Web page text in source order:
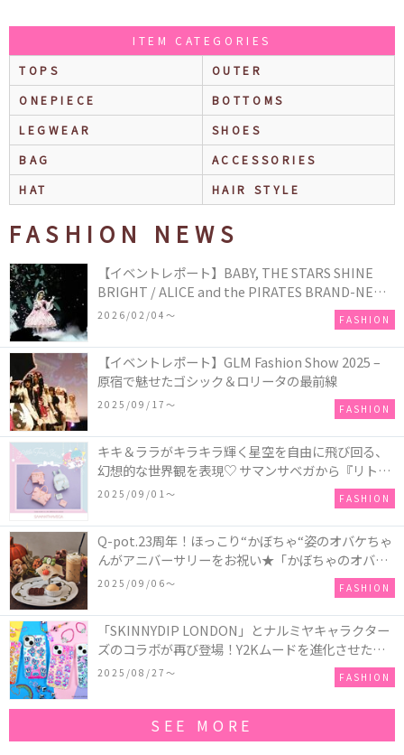
ITEM CATEGORIES
TOPS
OUTER
ONEPIECE
BOTTOMS
LEGWEAR
SHOES
BAG
ACCESSORIES
HAT
HAIR STYLE
FASHION NEWS
【イベントレポート】BABY, THE STARS SHINE
BRIGHT / ALICE and the PIRATES BRAND-NEW
COLLECTION in TOKYO
2026/02/04〜 FASHION
【イベントレポート】GLM Fashion Show 2025 –
原宿で魅せたゴシック＆ロリータの最前線
2025/09/17〜 FASHION
キキ＆ララがキラキラ輝く星空を自由に飛び回る、
幻想的な世界観を表現♡ サマンサベガから『リトル
ツインスターズ』50周年アニバーサリーイヤー』を
2025/09/01〜 FASHION
Q-pot.23周年！ほっこり“かぼちゃ“姿のオバケちゃ
んがアニバーサリーをお祝い★「かぼちゃのオバケ
ーキアクセサリー」が新発売！Q-pot CAFE.では
「かぼちゃのオバケーキプレート」も登場
2025/09/06〜 FASHION
「SKINNYDIP LONDON」とナルミヤキャラクター
ズのコラボが再び登場！Y2Kムードを進化させた新
作コレクションを発売♪
2025/08/27〜 FASHION
SEE MORE